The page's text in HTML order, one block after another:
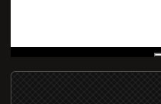
Live Broadcast